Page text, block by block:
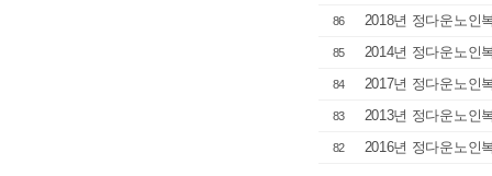
86 2018년 정다운노인
85 2014년 정다운노인
84 2017년 정다운노인
83 2013년 정다운노인
82 2016년 정다운노인